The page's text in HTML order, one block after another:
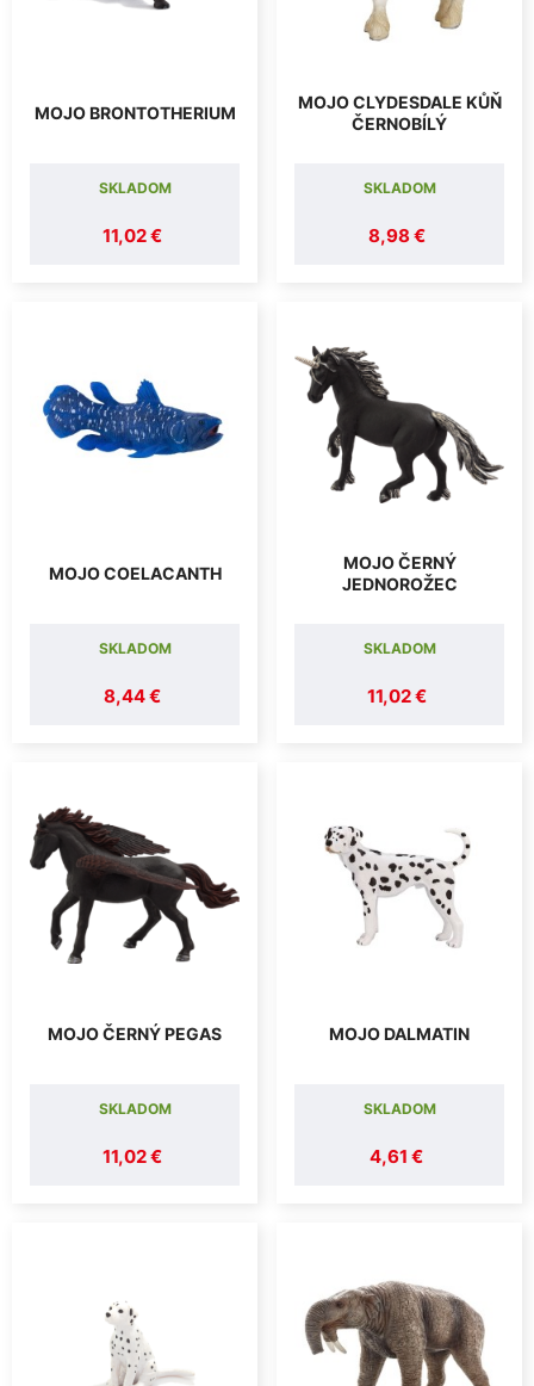
MOJO BRONTOTHERIUM
11,02 €
SKLADOM
MOJO CLYDESDALE KŮŇ
ČERNOBÍLÝ
8,98 €
SKLADOM
MOJO COELACANTH
8,44 €
SKLADOM
MOJO ČERNÝ
JEDNOROŽEC
11,02 €
SKLADOM
MOJO ČERNÝ PEGAS
11,02 €
SKLADOM
MOJO DALMATIN
4,61 €
SKLADOM